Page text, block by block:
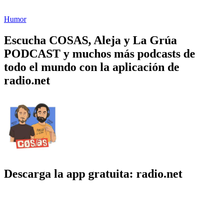
Humor
Escucha COSAS, Aleja y La Grúa
PODCAST y muchos más podcasts de
todo el mundo con la aplicación de
radio.net
Descarga la app gratuita: radio.net